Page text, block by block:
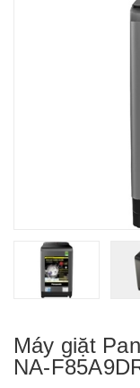
Máy giặt
NA-